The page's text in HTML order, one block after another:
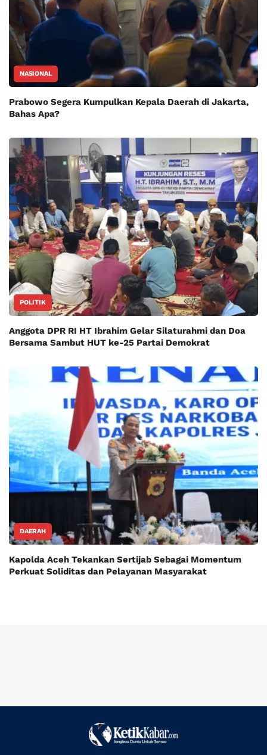
NASIONAL
Prabowo Segera Kumpulkan Kepala Daerah di Jakarta,
Bahas Apa?
POLITIK
Anggota DPR RI HT Ibrahim Gelar Silaturahmi dan Doa
Bersama Sambut HUT ke-25 Partai Demokrat
DAERAH
Kapolda Aceh Tekankan Sertijab Sebagai Momentum
Perkuat Soliditas dan Pelayanan Masyarakat